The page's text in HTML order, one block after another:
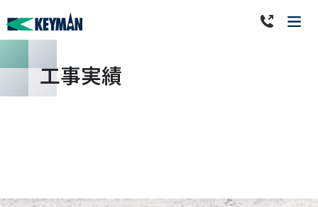
工事実績